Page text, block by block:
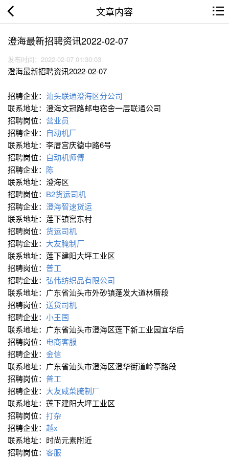
文章内容
澄海最新招聘资讯2022-02-07
发布时间：2022-02-07 01:30:03
澄海最新招聘资讯2022-02-07
招聘企业： 汕头联通澄海区分公司
联系地址：澄海文冠路邮电宿舍一层联通公司
招聘岗位： 营业员
招聘企业： 自动机厂
联系地址：李厝宫庆德中路6号
招聘岗位： 自动机师傅
招聘企业： 陈
联系地址：澄海区
招聘岗位： B2货运司机
招聘企业： 澄海智速货运
联系地址：莲下镇窖东村
招聘岗位： 货运司机
招聘企业： 大友腌制厂
联系地址：莲下建阳大坪工业区
招聘岗位： 普工
招聘企业： 弘伟纺织品有限公司
联系地址：广东省汕头市外砂镇蓬发大道林厝段
招聘岗位： 送货司机
招聘企业： 小王国
联系地址：广东省汕头市澄海区莲下新工业园宜华后
招聘岗位： 电商客服
招聘企业： 金信
联系地址：广东省汕头市澄海区澄华街道岭亭路段
招聘岗位： 普工
招聘企业： 大友咸菜腌制厂
联系地址：莲下建阳大坪工业区
招聘岗位： 打杂
招聘企业： 越x
联系地址：时尚元素附近
招聘岗位： 客服